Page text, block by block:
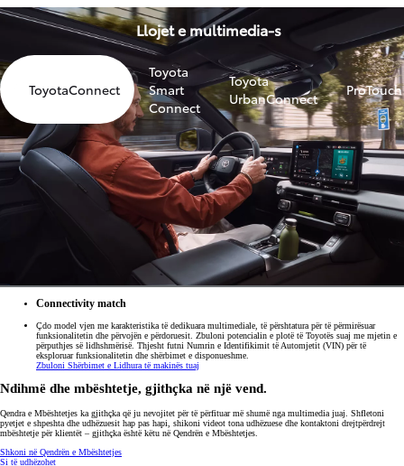
Connect
UrbanConnect
Connectivity match
Çdo model vjen me karakteristika të dedikuara multimediale, të përshtatura për të përmirësuar
funksionalitetin dhe përvojën e përdoruesit. Zbuloni potencialin e plotë të Toyotës suaj me mjetin e
përputhjes së lidhshmërisë. Thjesht futni Numrin e Identifikimit të Automjetit (VIN) për të
eksploruar funksionalitetin dhe shërbimet e disponueshme.
Zbuloni Shërbimet e Lidhura të makinës tuaj
Ndihmë dhe mbështetje, gjithçka në një vend.
Qendra e Mbështetjes ka gjithçka që ju nevojitet për të përfituar më shumë nga multimedia juaj. Shfletoni
pyetjet e shpeshta dhe udhëzuesit hap pas hapi, shikoni videot tona udhëzuese dhe kontaktoni drejtpërdrejt
mbështetje për klientët – gjithçka është këtu në Qendrën e Mbështetjes.
Si të udhëzohet
E thjeshtë, e thjeshtë dhe e dizajnuar nga ekspertë, udhëzimet tona hap pas hapi e bëjnë gjithçka të lehtë. Nëse
dëshironi të lidhni një pajisje të re ose të lidhni aplikacionin tuaj MyToyota, ndihma është në dispozicion.